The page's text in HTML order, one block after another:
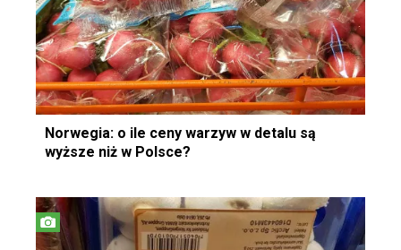
Norwegia: o ile ceny warzyw w detalu są
wyższe niż w Polsce?